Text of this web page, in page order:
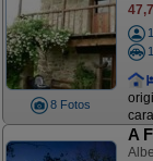
8 Fotos
A